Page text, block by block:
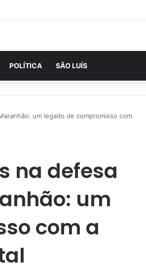
POLÍTICA SÃO LUÍS
um legado de compromisso com
na defesa
um
com a